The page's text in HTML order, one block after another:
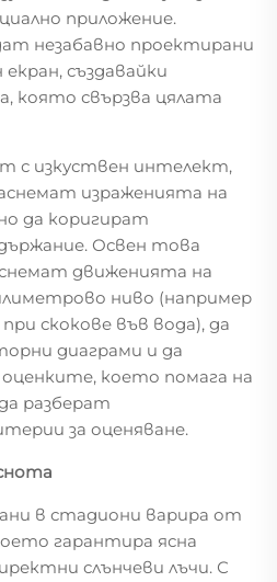
приложение.
незабавно проектирани
създавайки
която свързва цялата
с изкуствен интелект,
израженията на
да коригират
Освен това
движенията на
ниво (например
скокове във вода), да
диаграми и да
което помага на
разберат
за оценяване.
в стадиони варира от
гарантира ясна
слънчеви лъчи. С